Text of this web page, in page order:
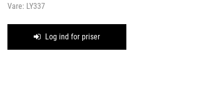
Vare: LY337
Log ind for priser